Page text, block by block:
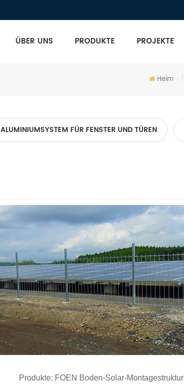
ÜBER UNS PRODUKTE PROJEKTE
Heim /
ALUMINIUMSYSTEM FÜR FENSTER UND TÜREN
Produkte: FOEN Boden-Solar-Montagestruktur